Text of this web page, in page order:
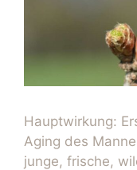
Hauptwirkung:
Aging des
junge, frische,